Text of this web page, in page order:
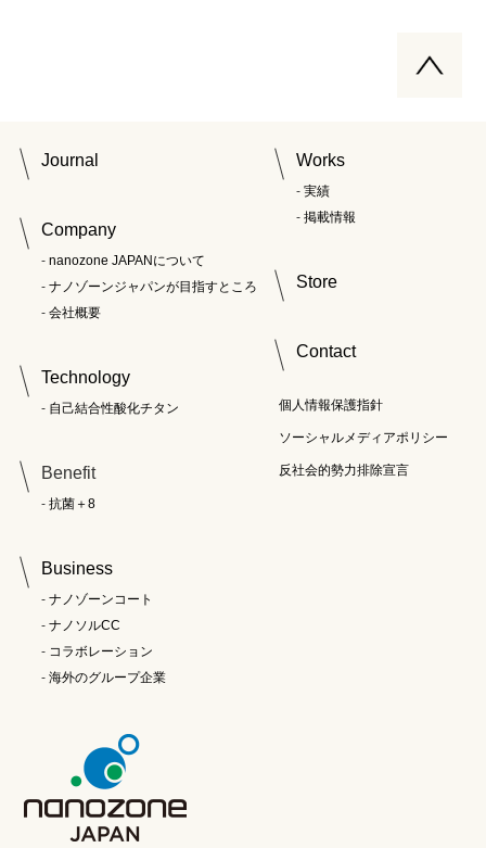
Journal
Company
nanozone JAPANについて
ナノゾーンジャパンが目指すところ
会社概要
Technology
自己結合性酸化チタン
Benefit
抗菌＋8
Business
ナノゾーンコート
ナノソルCC
コラボレーション
海外のグループ企業
Works
実績
掲載情報
Store
Contact
個人情報保護指針
ソーシャルメディアポリシー
反社会的勢力排除宣言